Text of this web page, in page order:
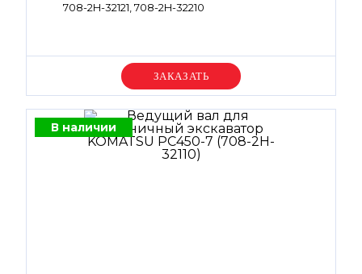
708-2H-32121, 708-2H-32210
Уточняйте цену
В наличии